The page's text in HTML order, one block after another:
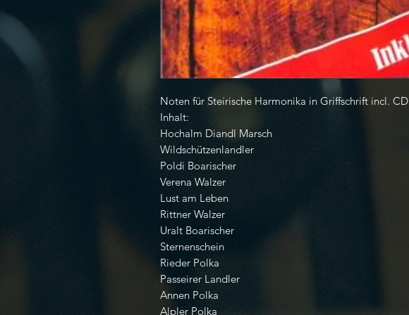
Noten für Steirische Harmonika in Griffschrift incl. CD
Inhalt:
Hochalm Diandl Marsch
Wildschützenlandler
Poldi Boarischer
Verena Walzer
Lust am Leben
Rittner Walzer
Uralt Boarischer
Sternenschein
Rieder Polka
Passeirer Landler
Annen Polka
Alpler Polka